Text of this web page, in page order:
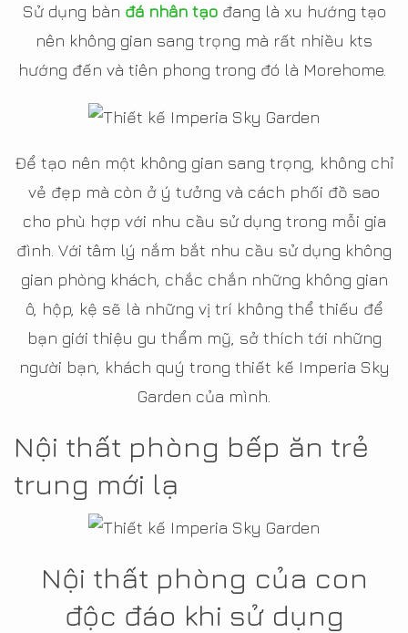
Sử dụng bàn đá nhân tạođang là xu hướng tạo
nên không gian sang trọng mà rất nhiều kts
hướng đến và tiên phong trong đó là Morehome.
Để tạo nên một không gian sang trọng, không chỉ
vẻ đẹp mà còn ở ý tưởng và cách phối đồ sao
cho phù hợp với nhu cầu sử dụng trong mỗi gia
đình. Với tâm lý nắm bắt nhu cầu sử dụng không
gian phòng khách, chắc chắn những không gian
ô, hộp, kệ sẽ là những vị trí không thể thiếu để
bạn giới thiệu gu thẩm mỹ, sở thích tới những
người bạn, khách quý trong thiết kế Imperia Sky
Garden của mình.
Nội thất phòng bếp ăn trẻ
trung mới lạ
Nội thất phòng của con
độc đáo khi sử dụng